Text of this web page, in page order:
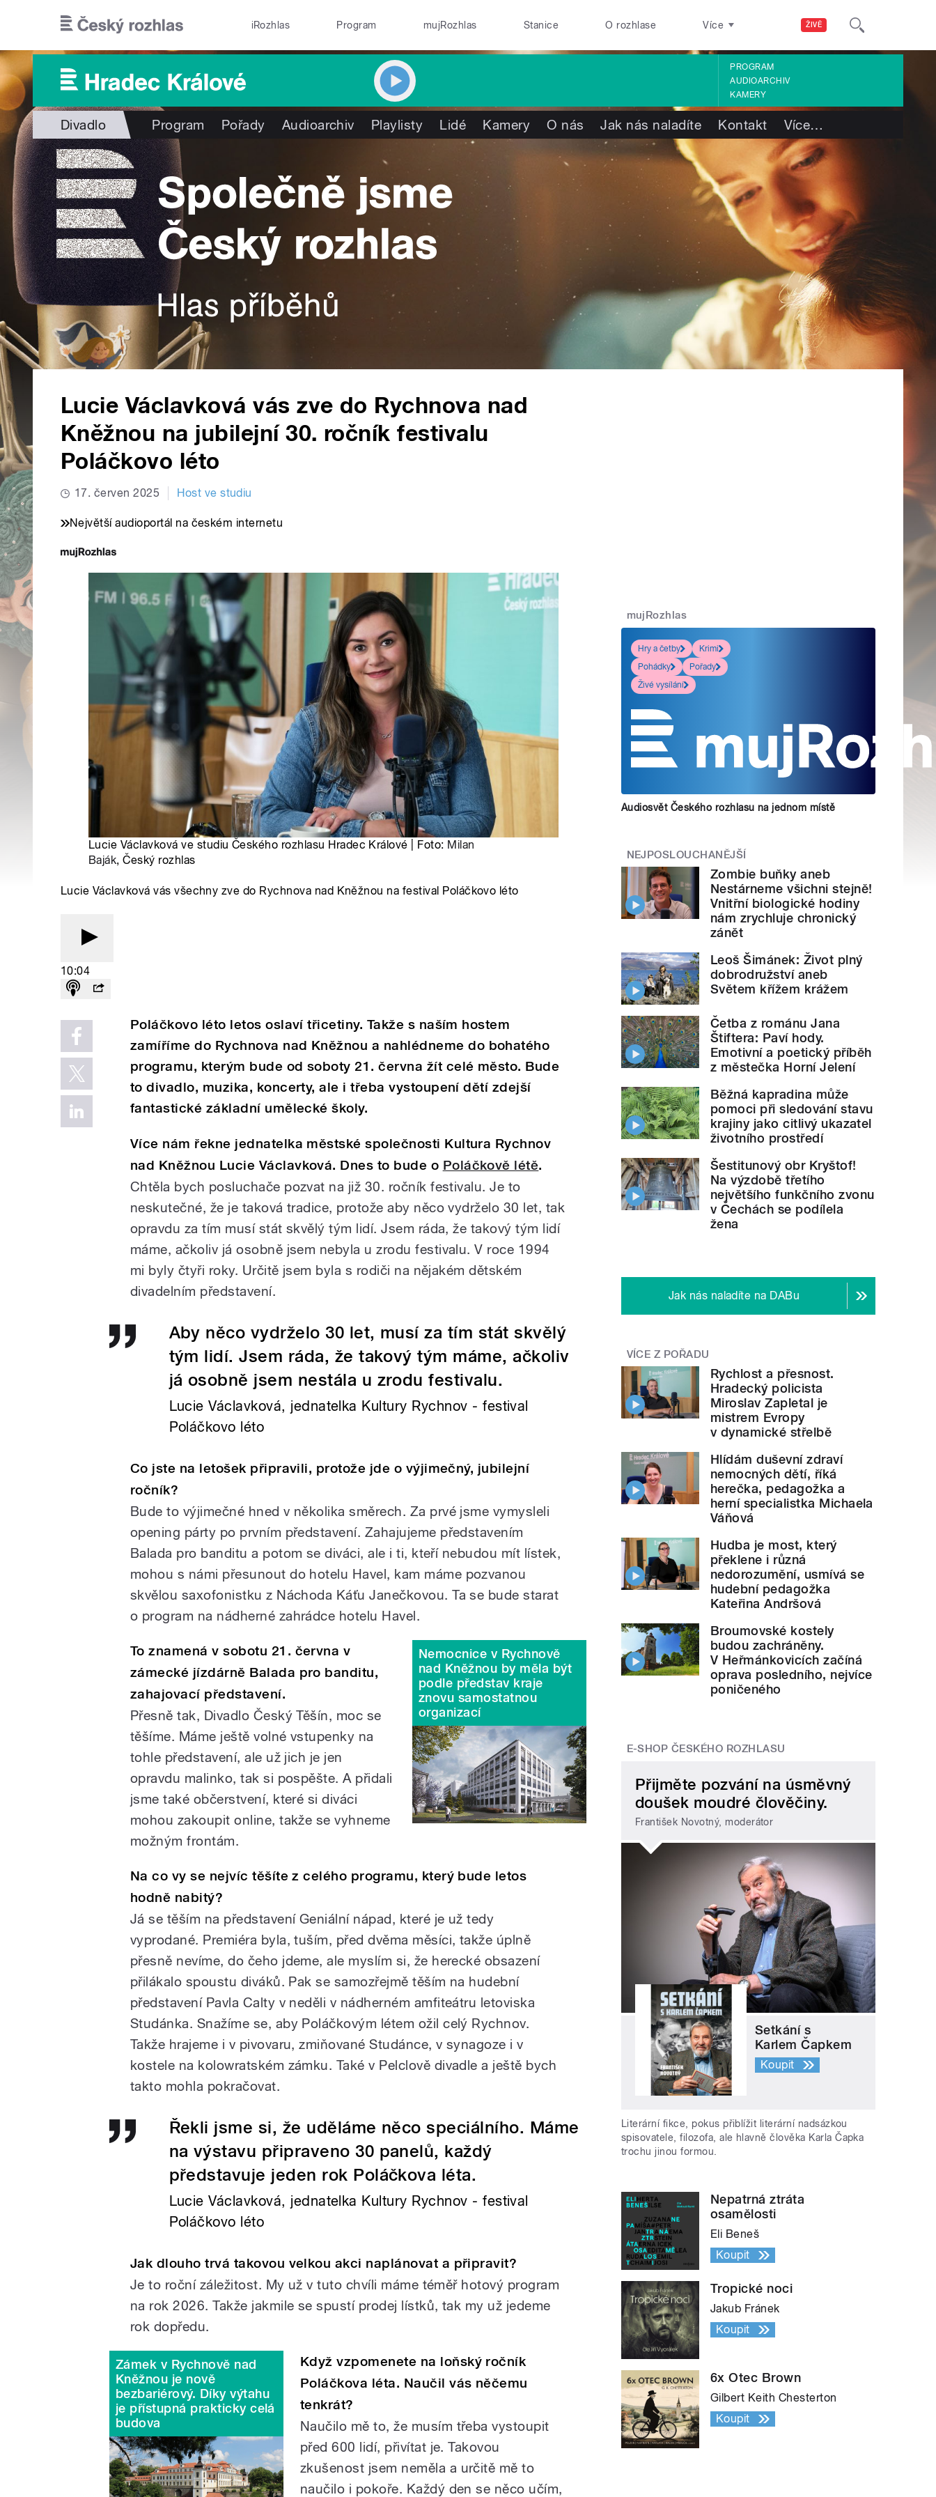
ŽIVĚ
iRozhlas Program mujRozhlas Stanice O rozhlase Více
PROGRAM
AUDIOARCHIV
KAMERY
Divadlo Program Pořady Audioarchiv Playlisty Lidé Kamery O nás Jak nás naladíte Kontakt Více…
Lucie Václavková vás zve do Rychnova nad
Kněžnou na jubilejní 30. ročník festivalu
Poláčkovo léto
17. červen 2025 Host ve studiu
Největší audioportál na českém internetu
Lucie Václavková ve studiu Českého rozhlasu Hradec Králové | Foto: Milan
Baják, Český rozhlas
Lucie Václavková vás všechny zve do Rychnova nad Kněžnou na festival Poláčkovo léto
10:04
Poláčkovo léto letos oslaví třicetiny. Takže s naším hostem
zamíříme do Rychnova nad Kněžnou a nahlédneme do bohatého
programu, kterým bude od soboty 21. června žít celé město. Bude
to divadlo, muzika, koncerty, ale i třeba vystoupení dětí zdejší
fantastické základní umělecké školy.
Více nám řekne jednatelka městské společnosti Kultura Rychnov
nad Kněžnou Lucie Václavková. Dnes to bude o Poláčkově létě.
Chtěla bych posluchače pozvat na již 30. ročník festivalu. Je to
neskutečné, že je taková tradice, protože aby něco vydrželo 30 let, tak
opravdu za tím musí stát skvělý tým lidí. Jsem ráda, že takový tým lidí
máme, ačkoliv já osobně jsem nebyla u zrodu festivalu. V roce 1994
mi byly čtyři roky. Určitě jsem byla s rodiči na nějakém dětském
divadelním představení.
Aby něco vydrželo 30 let, musí za tím stát skvělý
tým lidí. Jsem ráda, že takový tým máme, ačkoliv
já osobně jsem nestála u zrodu festivalu.
Lucie Václavková, jednatelka Kultury Rychnov - festival
Poláčkovo léto
Co jste na letošek připravili, protože jde o výjimečný, jubilejní
ročník?
Bude to výjimečné hned v několika směrech. Za prvé jsme vymysleli
opening párty po prvním představení. Zahajujeme představením
Balada pro banditu a potom se diváci, ale i ti, kteří nebudou mít lístek,
mohou s námi přesunout do hotelu Havel, kam máme pozvanou
skvělou saxofonistku z Náchoda Káťu Janečkovou. Ta se bude starat
o program na nádherné zahrádce hotelu Havel.
Nemocnice v Rychnově
nad Kněžnou by měla být
podle představ kraje
znovu samostatnou
organizací
To znamená v sobotu 21. června v
zámecké jízdárně Balada pro banditu,
zahajovací představení.
Přesně tak, Divadlo Český Těšín, moc se
těšíme. Máme ještě volné vstupenky na
tohle představení, ale už jich je jen
opravdu malinko, tak si pospěšte. A přidali
jsme také občerstvení, které si diváci
mohou zakoupit online, takže se vyhneme
možným frontám.
Na co vy se nejvíc těšíte z celého programu, který bude letos
hodně nabitý?
Já se těším na představení Geniální nápad, které je už tedy
vyprodané. Premiéra byla, tuším, před dvěma měsíci, takže úplně
přesně nevíme, do čeho jdeme, ale myslím si, že herecké obsazení
přilákalo spoustu diváků. Pak se samozřejmě těším na hudební
představení Pavla Calty v neděli v nádherném amfiteátru letoviska
Studánka. Snažíme se, aby Poláčkovým létem ožil celý Rychnov.
Takže hrajeme i v pivovaru, zmiňované Studánce, v synagoze i v
kostele na kolowratském zámku. Také v Pelclově divadle a ještě bych
takto mohla pokračovat.
Řekli jsme si, že uděláme něco speciálního. Máme
na výstavu připraveno 30 panelů, každý
představuje jeden rok Poláčkova léta.
Lucie Václavková, jednatelka Kultury Rychnov - festival
Poláčkovo léto
Jak dlouho trvá takovou velkou akci naplánovat a připravit?
Je to roční záležitost. My už v tuto chvíli máme téměř hotový program
na rok 2026. Takže jakmile se spustí prodej lístků, tak my už jedeme
rok dopředu.
Zámek v Rychnově nad
Kněžnou je nově
bezbariérový. Díky výtahu
je přístupná prakticky celá
budova
Když vzpomenete na loňský ročník
Poláčkova léta. Naučil vás něčemu
tenkrát?
Naučilo mě to, že musím třeba vystoupit
před 600 lidí, přivítat je. Takovou
zkušenost jsem neměla a určitě mě to
naučilo i pokoře. Každý den se něco učím,
mujRozhlas
Hry a četby
Krimi
Pohádky
Pořady
Živé vysílání
Audiosvět Českého rozhlasu na jednom místě
NEJPOSLOUCHANĚJŠÍ
Zombie buňky aneb
Nestárneme všichni stejně!
Vnitřní biologické hodiny
nám zrychluje chronický
zánět
Leoš Šimánek: Život plný
dobrodružství aneb
Světem křížem krážem
Četba z románu Jana
Štiftera: Paví hody.
Emotivní a poetický příběh
z městečka Horní Jelení
Běžná kapradina může
pomoci při sledování stavu
krajiny jako citlivý ukazatel
životního prostředí
Šestitunový obr Kryštof!
Na výzdobě třetího
největšího funkčního zvonu
v Čechách se podílela
žena
Jak nás naladíte na DABu
VÍCE Z POŘADU
Rychlost a přesnost.
Hradecký policista
Miroslav Zapletal je
mistrem Evropy
v dynamické střelbě
Hlídám duševní zdraví
nemocných dětí, říká
herečka, pedagožka a
herní specialistka Michaela
Váňová
Hudba je most, který
překlene i různá
nedorozumění, usmívá se
hudební pedagožka
Kateřina Andršová
Broumovské kostely
budou zachráněny.
V Heřmánkovicích začíná
oprava posledního, nejvíce
poničeného
E-SHOP ČESKÉHO ROZHLASU
Přijměte pozvání na úsměvný
doušek moudré člověčiny.
František Novotný, moderátor
Setkání s
Karlem Čapkem
Koupit
Literární fikce, pokus přiblížit literární nadsázkou
spisovatele, filozofa, ale hlavně člověka Karla Čapka
trochu jinou formou.
Nepatrná ztráta
osamělosti
Eli Beneš
Koupit
Tropické noci
Jakub Fránek
Koupit
6x Otec Brown
Gilbert Keith Chesterton
Koupit